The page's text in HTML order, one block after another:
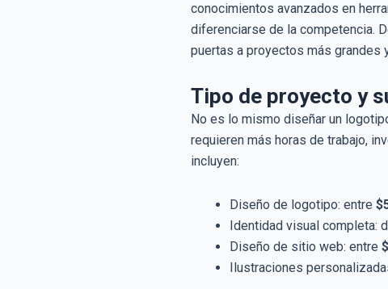
conocimientos avanzados en
diferenciarse de la competencia.
puertas a proyectos más grandes
Tipo de proyecto y
No es lo mismo diseñar un
requieren más horas de trabajo,
incluyen:
Diseño de logotipo: entre
Identidad visual completa:
Diseño de sitio web: entre
Ilustraciones